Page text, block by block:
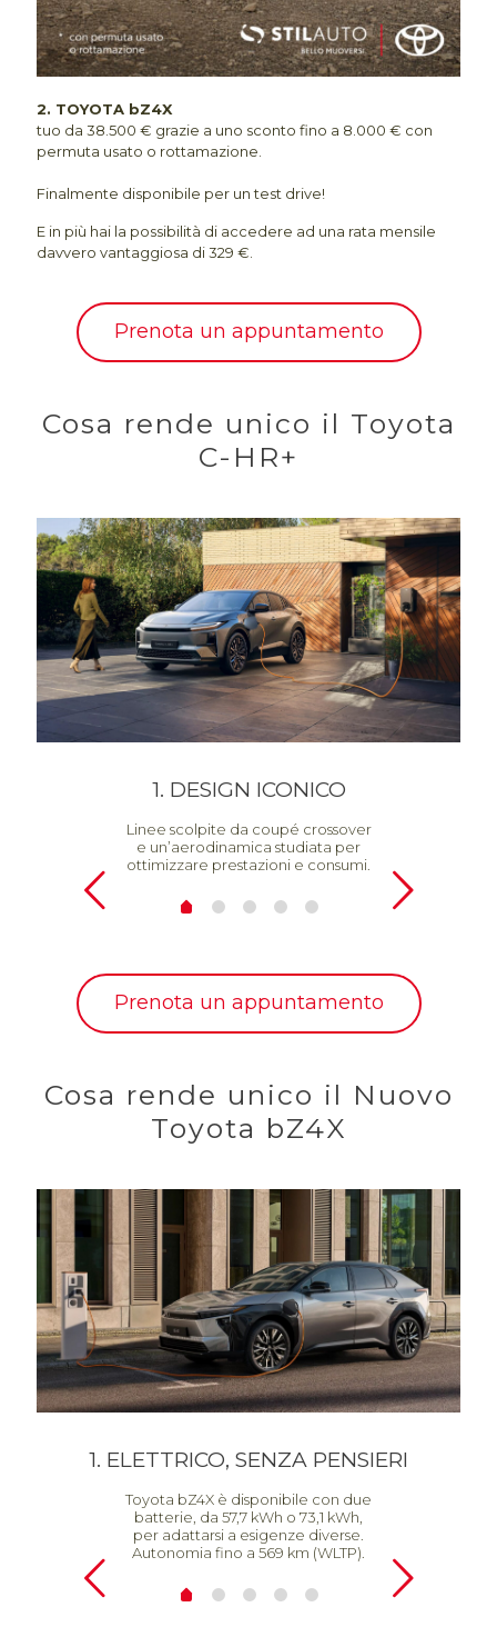
2. TOYOTA bZ4X
tuo da 38.500 € grazie a uno sconto fino a 8.000 € con
permuta usato o rottamazione.
Finalmente disponibile per un test drive!
E in più hai la possibilità di accedere ad una rata mensile
davvero vantaggiosa di329 €.
Prenota un appuntamento
Cosa rende unico il Toyota
C-HR+
1. DESIGN ICONICO
Linee scolpite da coupé crossover
e un’aerodinamica studiata per
ottimizzare prestazioni e consumi.
Prenota un appuntamento
Cosa rende unico il Nuovo
Toyota bZ4X
1. ELETTRICO, SENZA PENSIERI
Toyota bZ4X è disponibile con due
batterie, da 57,7 kWh o 73,1 kWh,
per adattarsi a esigenze diverse.
Autonomia fino a 569 km (WLTP).